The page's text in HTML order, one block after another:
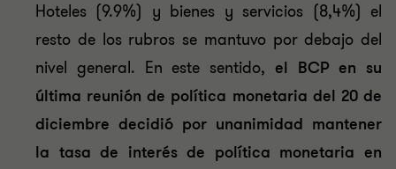
Hoteles (9.9%) y bienes y servicios (8,4%) el
resto de los rubros se mantuvo por debajo del
nivel general. En este sentido, el BCP en su
última reunión de política monetaria del 20 de
diciembre decidió por unanimidad mantener
la tasa de interés de política monetaria en